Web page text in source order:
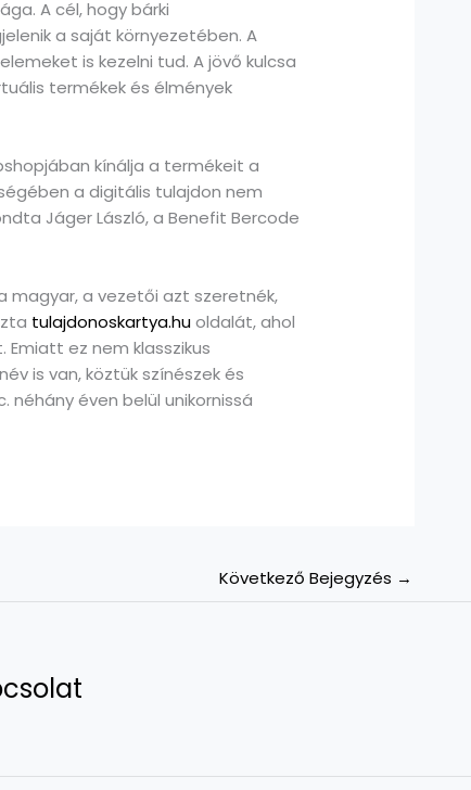
A cél, hogy bárki
a saját környezetében. A
is kezelni tud. A jövő kulcsa
termékek és élmények
kínálja a termékeit a
a digitális tulajdon nem
Jáger László, a Benefit Bercode
magyar, a vezetői azt szeretnék,
tulajdonoskartya.huoldalát, ahol
ez nem klasszikus
is van, köztük színészek és
éven belül unikornissá
Következő Bejegyzés →